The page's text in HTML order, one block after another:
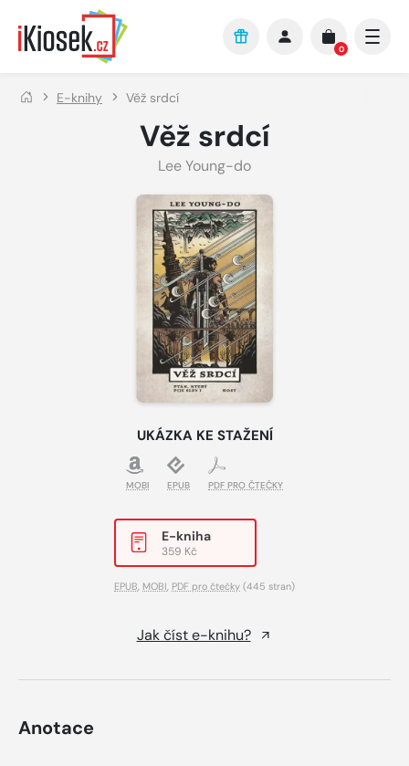
Přejít na hlavní obsah
0
E-knihy Věž srdcí
Věž srdcí
Lee Young-do
UKÁZKA KE STAŽENÍ
MOBI EPUB PDF PRO ČTEČKY
E-kniha
359 Kč
EPUB MOBI PDF pro čtečky (445 stran)
Jak číst e-knihu?
Anotace